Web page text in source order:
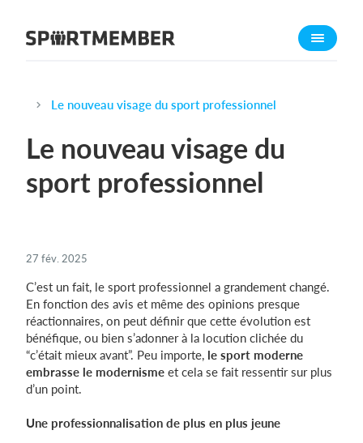
À propos de sportmember
Fonctionnalités
Calendrier sportif
Application sportive
Boutique en ligne
Combien ça coûte ?
Français
Se connecter
Le nouveau visage du sport professionnel
Le nouveau visage du
sport professionnel
27 fév. 2025
C’est un fait, le sport professionnel a grandement changé.
En fonction des avis et même des opinions presque
réactionnaires, on peut définir que cette évolution est
bénéfique, ou bien s’adonner à la locution clichée du
“c’était mieux avant”. Peu importe, le sport moderne
embrasse le modernisme et cela se fait ressentir sur plus
d’un point.
Une professionnalisation de plus en plus jeune